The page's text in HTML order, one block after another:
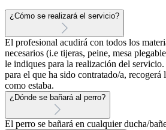
¿Cómo se realizará el servicio?
El profesional acudirá con todos los
necesarios (i.e tijeras, peine, mesa
le indiques para la realización del
para el que ha sido contratado/a, recogerá
como estaba.
¿Dónde se bañará al perro?
El perro se bañará en cualquier ducha/